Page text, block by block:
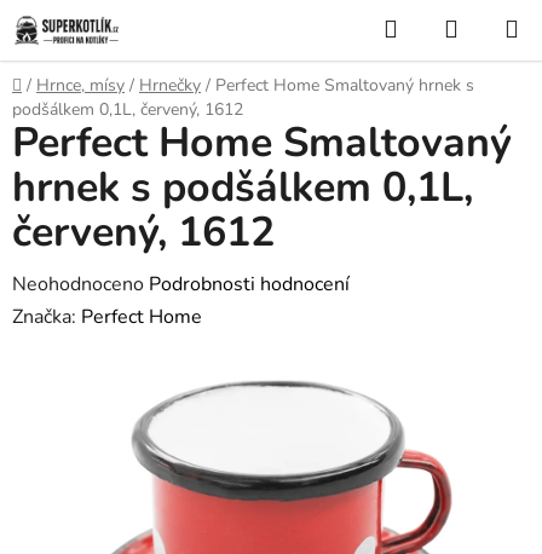
Přejít
na
obsah
Hledat
KOŠÍK
Domů
/ Hrnce, mísy / Hrnečky / Perfect Home Smaltovaný hrnek s
podšálkem 0,1L, červený, 1612
Perfect Home Smaltovaný
hrnek s podšálkem 0,1L,
červený, 1612
Průměrné
hodnocení
Neohodnoceno Podrobnosti hodnocení
Značka: Perfect Home